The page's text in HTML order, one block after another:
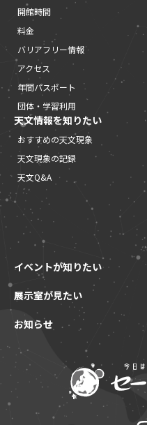
開館時間
料金
バリアフリー情報
アクセス
年間パスポート
団体・学習利用
天文情報を知りたい
おすすめの天文現象
天文現象の記録
天文Q&A
イベントが知りたい
展示室が見たい
お知らせ